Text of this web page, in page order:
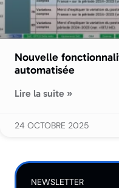
Nouvelle
automatisée
Lire la suite »
24 OCTOBRE 2025
NEWSLETTER